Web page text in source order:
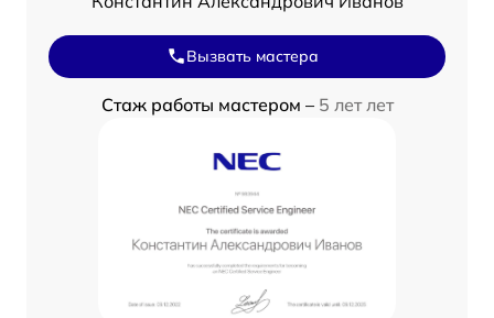
Вызвать мастера
Стаж работы мастером – 5 лет лет